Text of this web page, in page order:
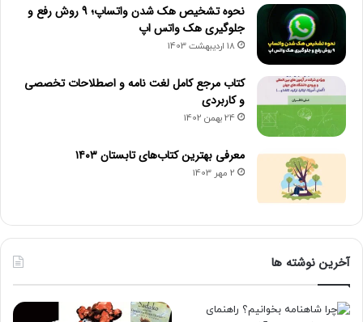
نحوه تشخیص هک شدن واتساپ؛ 9 روش رفع و
جلوگیری هک واتس اپ
18 اردیبهشت 1403
کتاب مرجع کامل لغت نامه و اصطلاحات تخصصی
و کاربردی
24 بهمن 1402
معرفی بهترین کتاب‌های تابستان ۱۴۰۳
2 مهر 1403
آخرین نوشته ها